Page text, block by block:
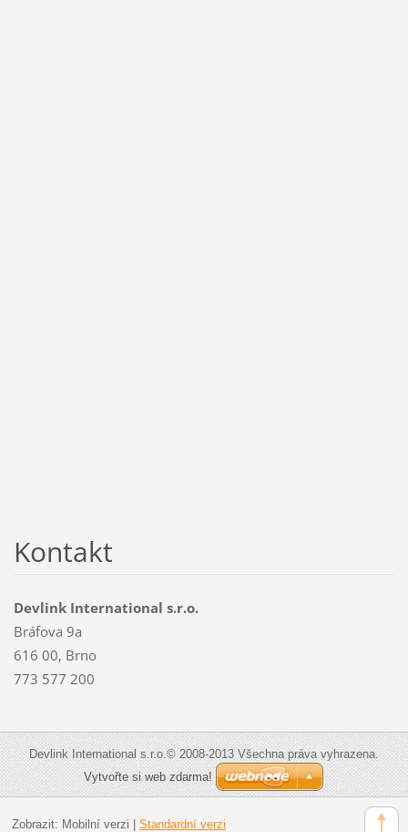
Kontakt
Devlink International s.r.o.
Bráfova 9a
616 00, Brno
773 577 200
Devlink International s.r.o.© 2008-2013 Všechna práva vyhrazena.
Vytvořte si web zdarma!
Zobrazit: Mobilní verzi Standardní verzi